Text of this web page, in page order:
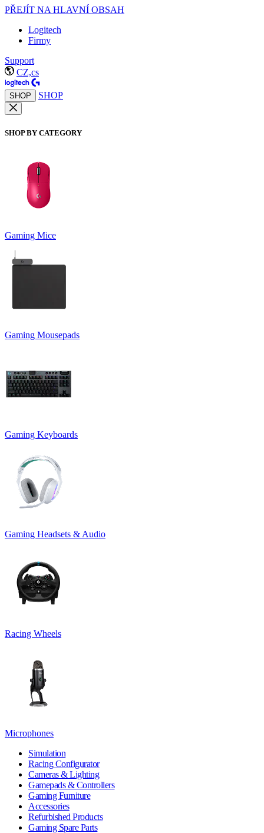
PŘEJÍT NA HLAVNÍ OBSAH
Logitech
Firmy
Support
CZ,cs
SHOP SHOP
SHOP BY CATEGORY
Gaming Mice
Gaming Mousepads
Gaming Keyboards
Gaming Headsets & Audio
Racing Wheels
Microphones
Simulation
Racing Configurator
Cameras & Lighting
Gamepads & Controllers
Gaming Furniture
Accessories
Refurbished Products
Gaming Spare Parts